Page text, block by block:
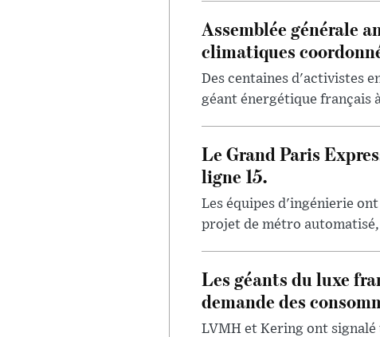
Assemblée générale
climatiques
Des centaines d'activistes
géant énergétique français
Le Grand Paris
ligne 15.
Les équipes d'ingénierie
projet de métro
Les géants du luxe
demande des
LVMH et Kering ont